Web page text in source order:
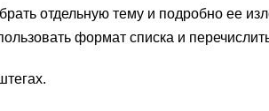
отдельную тему и подробно ее
формат списка и